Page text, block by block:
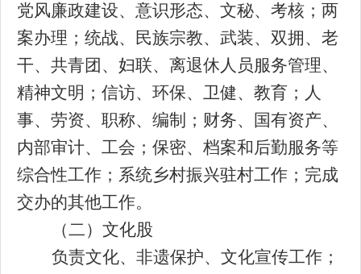
党风廉政建设、 意识形态、 文秘、考核；两
案办理； 统战、民族宗教、 武装、双拥、 老
干、共青团、妇联、离退休人员服务管理、
精神文明 ； 信访、环保、卫健、教育；人
事、劳资、职称、编制；财务、国有资产、
内部审计、 工会 ； 保密、档案和后勤服务等
综合性工作 ；系统乡村振兴驻村工作 ； 完成
交办的其他工作。
（二）文化股
负责文化、 非遗保护、 文化宣传工作；